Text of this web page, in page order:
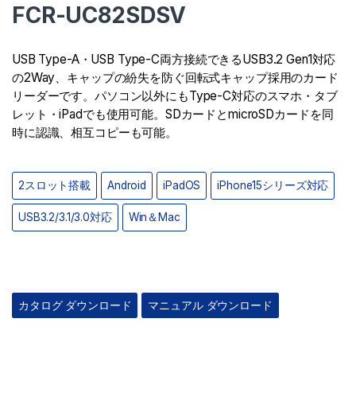
FCR-UC82SDSV
USB Type-A・USB Type-C両方接続できるUSB3.2 Gen1対応
の2Way、キャップの紛失を防ぐ回転式キャップ採用のカード
リーダーです。パソコン以外にもType-C対応のスマホ・タブ
レット・iPadでも使用可能。SDカードとmicroSDカードを同
時に認識、相互コピーも可能。
2スロット搭載 Android iPadOS iPhone15シリーズ対応
USB3.2/3.1/3.0対応 Win＆Mac
カタログ ダウンロード マニュアル ダウンロード